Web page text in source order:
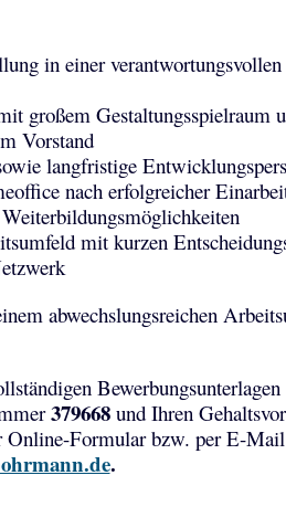
in einer verantwortungsvollen
großem Gestaltungsspielraum
Vorstand
langfristige
nach erfolgreicher
mit kurzen
abwechslungsreichen
Bewerbungsunterlagen
379668und Ihren
Online-Formular bzw. per E-
.